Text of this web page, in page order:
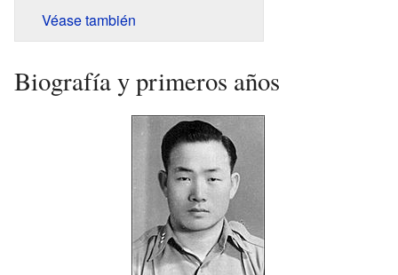
Véase también
Biografía y primeros años